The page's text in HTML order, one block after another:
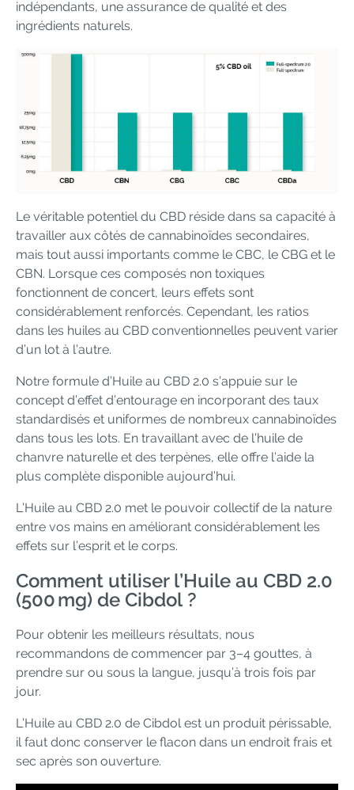
indépendants, une assurance de qualité et des
ingrédients naturels.
Le véritable potentiel du CBD réside dans sa capacité à
travailler aux côtés de cannabinoïdes secondaires,
mais tout aussi importants comme le CBC, le CBG et le
CBN. Lorsque ces composés non toxiques
fonctionnent de concert, leurs effets sont
considérablement renforcés. Cependant, les ratios
dans les huiles au CBD conventionnelles peuvent varier
d’un lot à l’autre.
Notre formule d’Huile au CBD 2.0 s’appuie sur le
concept d’effet d’entourage en incorporant des taux
standardisés et uniformes de nombreux cannabinoïdes
dans tous les lots. En travaillant avec de l’huile de
chanvre naturelle et des terpènes, elle offre l’aide la
plus complète disponible aujourd’hui.
L’Huile au CBD 2.0 met le pouvoir collectif de la nature
entre vos mains en améliorant considérablement les
effets sur l’esprit et le corps.
Comment utiliser l’Huile au CBD 2.0
(500 mg) de Cibdol ?
Pour obtenir les meilleurs résultats, nous
recommandons de commencer par 3–4 gouttes, à
prendre sur ou sous la langue, jusqu’à trois fois par
jour.
L’Huile au CBD 2.0 de Cibdol est un produit périssable,
il faut donc conserver le flacon dans un endroit frais et
sec après son ouverture.